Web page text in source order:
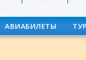
АВИАБИЛЕТЫ